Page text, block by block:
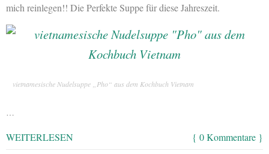
mich reinlegen!! Die Perfekte Suppe für diese Jahreszeit.
vietnamesische Nudelsuppe „Pho“ aus dem Kochbuch Vietnam
…
WEITERLESEN { 0 Kommentare }